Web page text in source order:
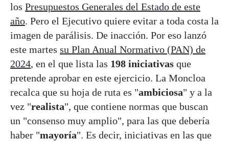
los Presupuestos Generales del Estado de este
año. Pero el Ejecutivo quiere evitar a toda costa la
imagen de parálisis. De inacción. Por eso lanzó
este martes su Plan Anual Normativo (PAN) de
2024, en el que lista las 198 iniciativas que
pretende aprobar en este ejercicio. La Moncloa
recalca que su hoja de ruta es "ambiciosa" y a la
vez "realista", que contiene normas que buscan
un "consenso muy amplio", para las que debería
haber "mayoría". Es decir, iniciativas en las que